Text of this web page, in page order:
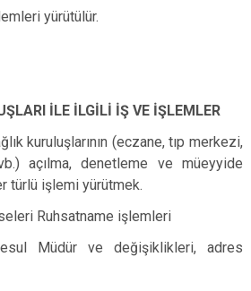
yürütülür.
İLE İLGİLİ İŞ VE İŞLEMLER
kuruluşlarının (eczane, tıp merkezi,
açılma, denetleme ve müeyyide
türlü işlemi yürütmek.
Ruhsatname işlemleri
Müdür ve değişiklikleri, adres